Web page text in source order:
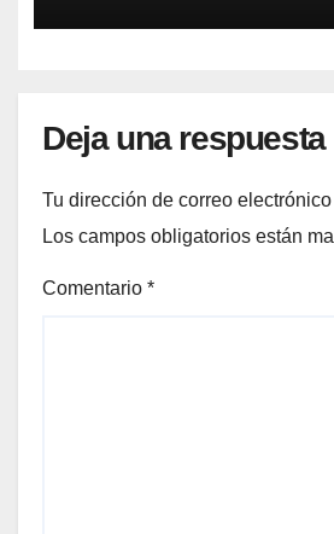
Deja una respuesta
Tu dirección de correo
Los campos obligatorios están
Comentario *